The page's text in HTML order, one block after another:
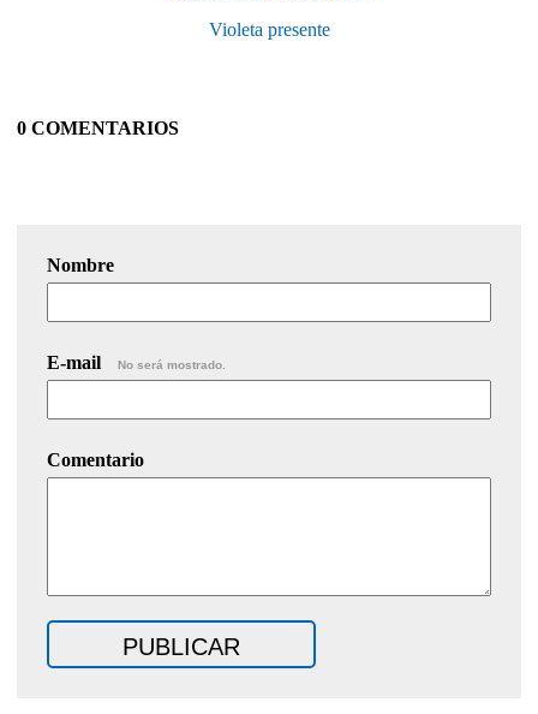
Violeta presente
0 COMENTARIOS
Nombre
E-mail No será mostrado.
Comentario